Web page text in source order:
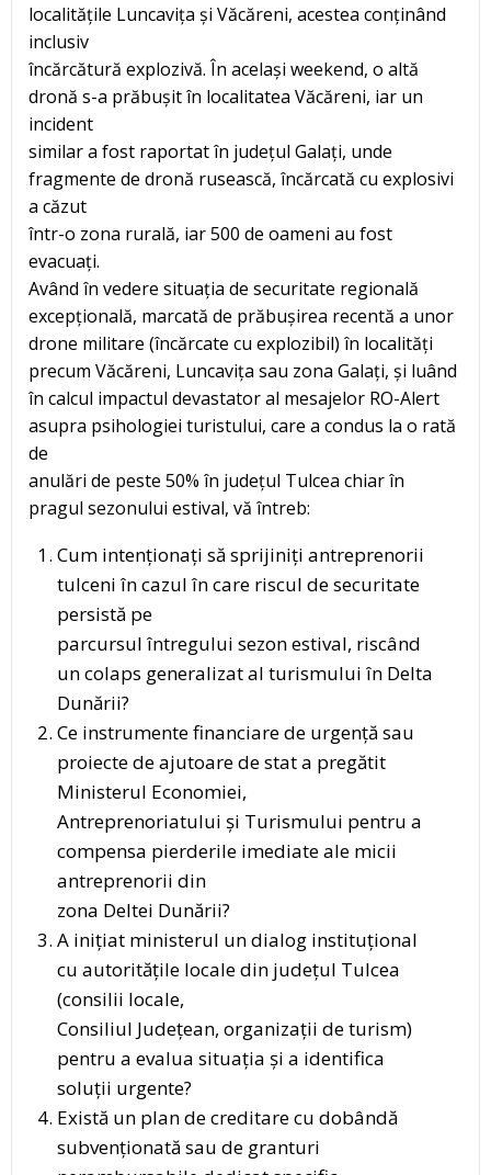
localitățile Luncavița și Văcăreni, acestea conținând
inclusiv
încărcătură explozivă. În același weekend, o altă
dronă s-a prăbușit în localitatea Văcăreni, iar un
incident
similar a fost raportat în județul Galați, unde
fragmente de dronă rusească, încărcată cu explosivi
a căzut
într-o zona rurală, iar 500 de oameni au fost
evacuați.
Având în vedere situația de securitate regională
excepțională, marcată de prăbușirea recentă a unor
drone militare (încărcate cu explozibil) în localități
precum Văcăreni, Luncavița sau zona Galați, și luând
în calcul impactul devastator al mesajelor RO-Alert
asupra psihologiei turistului, care a condus la o rată
de
anulări de peste 50% în județul Tulcea chiar în
pragul sezonului estival, vă întreb:
Cum intenționați să sprijiniți antreprenorii
tulceni în cazul în care riscul de securitate
persistă pe
parcursul întregului sezon estival, riscând
un colaps generalizat al turismului în Delta
Dunării?
Ce instrumente financiare de urgență sau
proiecte de ajutoare de stat a pregătit
Ministerul Economiei,
Antreprenoriatului și Turismului pentru a
compensa pierderile imediate ale micii
antreprenorii din
zona Deltei Dunării?
A inițiat ministerul un dialog instituțional
cu autoritățile locale din județul Tulcea
(consilii locale,
Consiliul Județean, organizații de turism)
pentru a evalua situația și a identifica
soluții urgente?
Există un plan de creditare cu dobândă
subvenționată sau de granturi